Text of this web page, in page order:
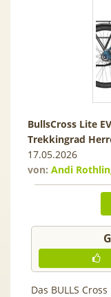
BullsCross Lite
Trekkingrad
17.05.2026
von: Andi
Das BULLS